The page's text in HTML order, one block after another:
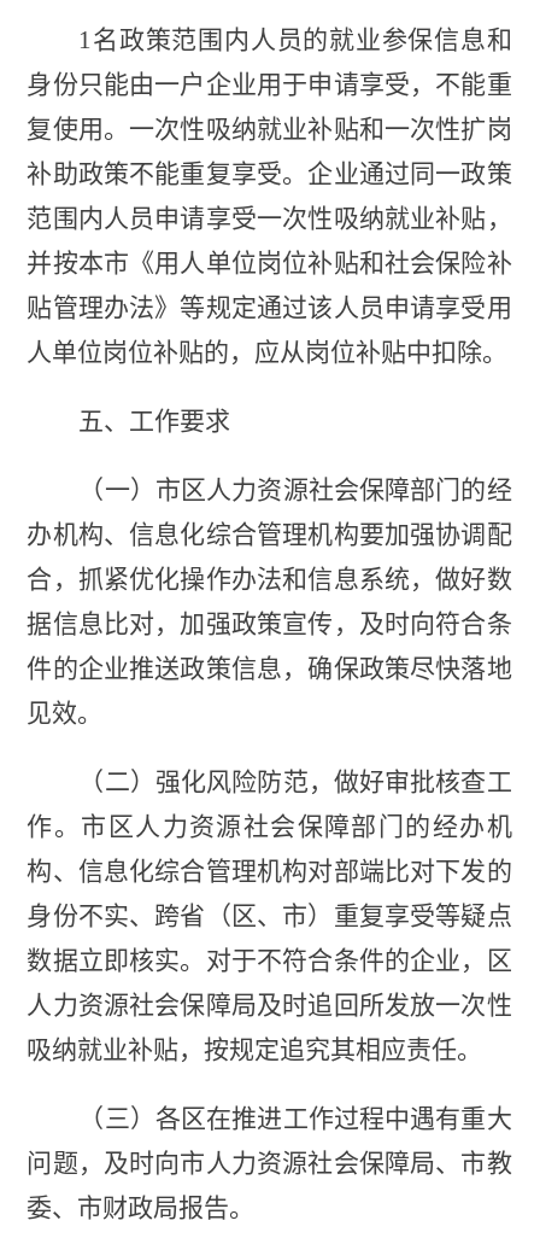
1名政策范围内人员的就业参保信息和
身份只能由一户企业用于申请享受，不能重
复使用。一次性吸纳就业补贴和一次性扩岗
补助政策不能重复享受。企业通过同一政策
范围内人员申请享受一次性吸纳就业补贴，
并按本市《用人单位岗位补贴和社会保险补
贴管理办法》等规定通过该人员申请享受用
人单位岗位补贴的，应从岗位补贴中扣除。
五、工作要求
（一）市区人力资源社会保障部门的经
办机构、信息化综合管理机构要加强协调配
合，抓紧优化操作办法和信息系统，做好数
据信息比对，加强政策宣传，及时向符合条
件的企业推送政策信息，确保政策尽快落地
见效。
（二）强化风险防范，做好审批核查工
作。市区人力资源社会保障部门的经办机
构、信息化综合管理机构对部端比对下发的
身份不实、跨省（区、市）重复享受等疑点
数据立即核实。对于不符合条件的企业，区
人力资源社会保障局及时追回所发放一次性
吸纳就业补贴，按规定追究其相应责任。
（三）各区在推进工作过程中遇有重大
问题，及时向市人力资源社会保障局、市教
委、市财政局报告。